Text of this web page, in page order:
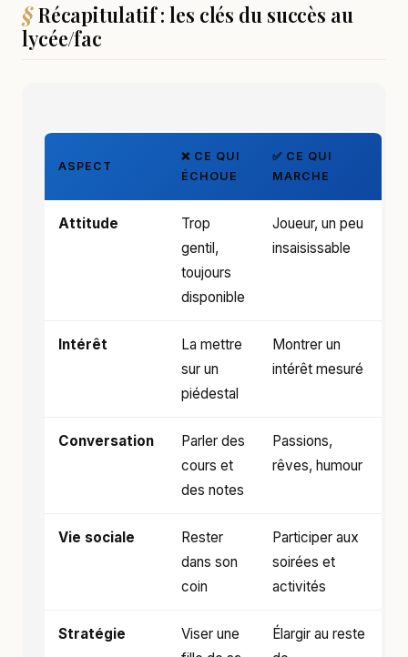
Récapitulatif : les clés du succès au
lycée/fac
ASPECT
❌ CE QUI
ÉCHOUE
✅ CE QUI
MARCHE
Attitude
Trop
gentil,
toujours
disponible
Joueur, un peu
insaisissable
Intérêt
La mettre
sur un
piédestal
Montrer un
intérêt mesuré
Conversation
Parler des
cours et
des notes
Passions,
rêves, humour
Vie sociale
Rester
dans son
coin
Participer aux
soirées et
activités
Stratégie
Viser une
Élargir au reste